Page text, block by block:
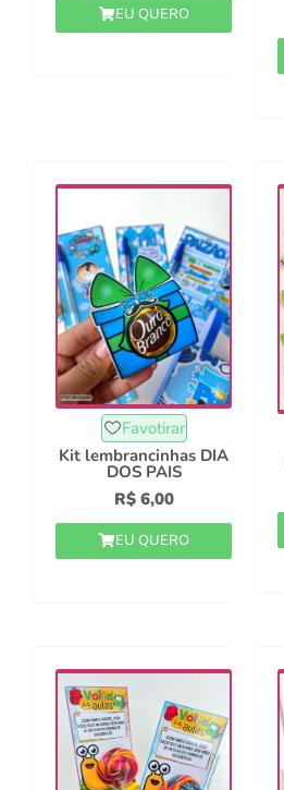
EU QUERO
Favotirar
Kit lembrancinhas DIA
DOS PAIS
R$6,00
EU QUERO